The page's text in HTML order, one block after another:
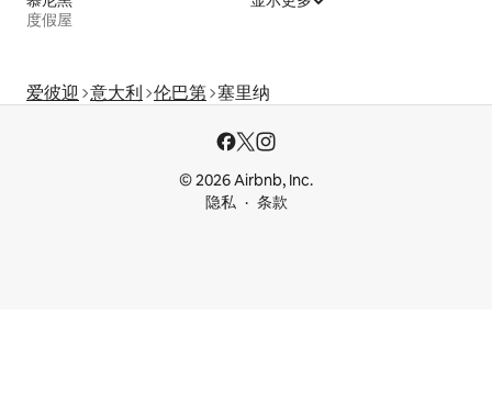
度假屋
爱彼迎 意大利 伦巴第 塞里纳
© 2026 Airbnb, Inc.
隐私
条款